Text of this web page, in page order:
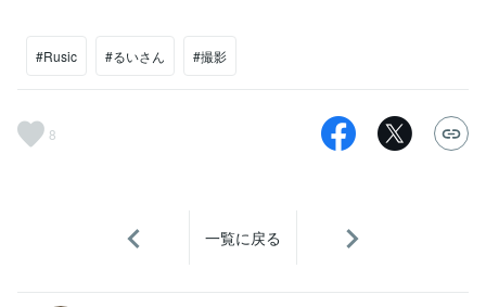
#Rusic #るいさん #撮影
8
一覧に戻る